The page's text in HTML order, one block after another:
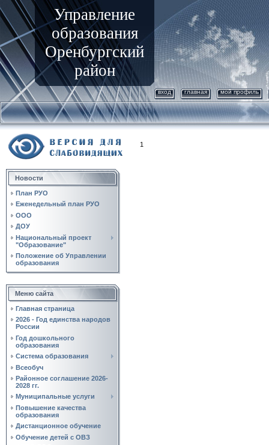
Управление
образования
Оренбургский
район
вход главная мой профиль
Новости
План РУО
Еженедельный план РУО
ООО
ДОУ
Национальный проект
"Образование"
Положение об Управлении
образования
Меню сайта
Главная страница
2026 - Год единства народов
России
Год дошкольного
образования
Система образования
Всеобуч
Районное соглашение 2026-
2028 гг.
Муниципальные услуги
Повышение качества
образования
Дистанционное обучение
Обучение детей с ОВЗ
1